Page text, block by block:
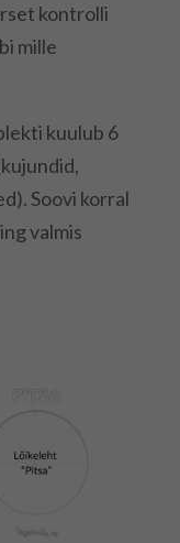
kontrolli
mille
kuulub 6
Soovi korral
valmis